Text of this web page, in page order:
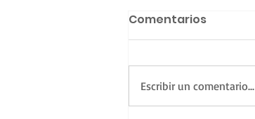
Comentarios
Escribir un comentario...